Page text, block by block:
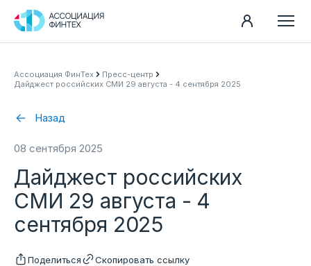
Ассоциация
Пресс-центр
Карьера
Контакты
Документы
Ассоциация ФинТех
Пресс-центр
Дайджест российских СМИ 29 августа - 4 сентября 2025
Назад
08 сентября 2025
Дайджест российских
СМИ 29 августа - 4
сентября 2025
Поделиться Скопировать ссылку